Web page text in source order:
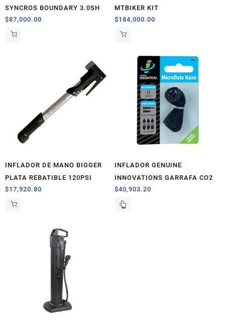
SYNCROS BOUNDARY 3.0SH
$87,000.00
MTBIKER KIT
$184,000.00
INFLADOR DE MANO BIGGER
PLATA REBATIBLE 120PSI
$17,920.80
INFLADOR GENUINE
INNOVATIONS GARRAFA CO2
$40,903.20